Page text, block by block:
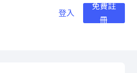
登入
免費註
冊